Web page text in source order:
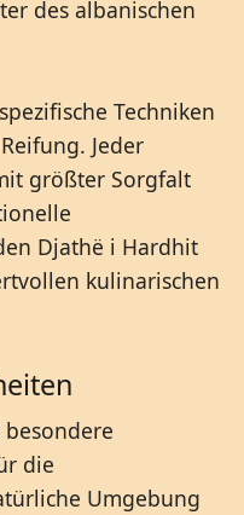
des albanischen
Techniken
Jeder
größter Sorgfalt
Djathë i Hardhit
kulinarischen
die
Umgebung